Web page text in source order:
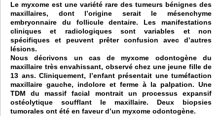
Le myxome est une variété rare des tumeurs bénignes des
maxillaires, dont l’origine serait le mésenchyme
embryonnaire du follicule dentaire. Les manifestations
cliniques et radiologiques sont variables et non
spécifiques et peuvent prêter confusion avec d’autres
lésions.
Nous décrivons un cas de myxome odontogène du
maxillaire très envahissant, observé chez une jeune fille de
13 ans. Cliniquement, l’enfant présentait une tuméfaction
maxillaire gauche, indolore et ferme à la palpation. Une
TDM du massif facial montrait un processus expansif
ostéolytique soufflant le maxillaire. Deux biopsies
tumorales ont été en faveur d’un myxome odontogène.